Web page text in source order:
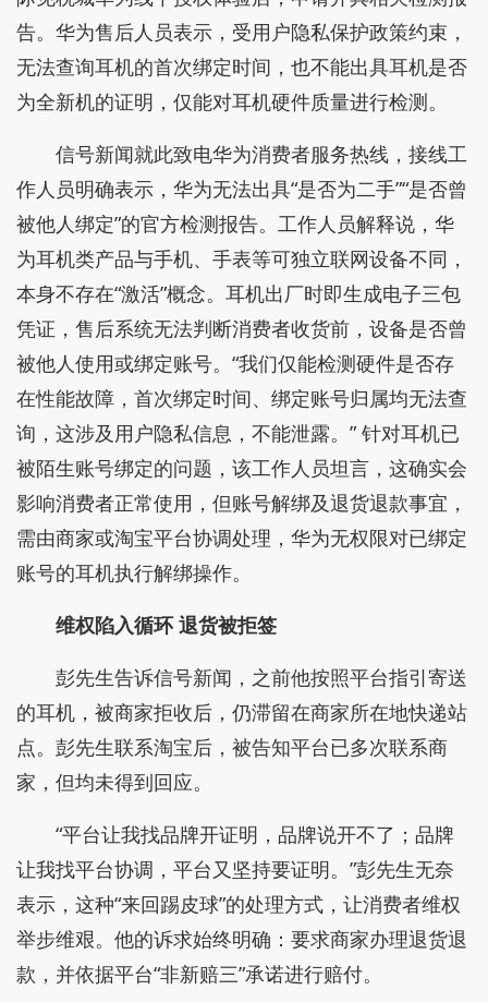
告。华为售后人员表示，受用户隐私保护政策约束，
无法查询耳机的首次绑定时间，也不能出具耳机是否
为全新机的证明，仅能对耳机硬件质量进行检测。
信号新闻就此致电华为消费者服务热线，接线工
作人员明确表示，华为无法出具“是否为二手”“是否曾
被他人绑定”的官方检测报告。工作人员解释说，华
为耳机类产品与手机、手表等可独立联网设备不同，
本身不存在“激活”概念。耳机出厂时即生成电子三包
凭证，售后系统无法判断消费者收货前，设备是否曾
被他人使用或绑定账号。“我们仅能检测硬件是否存
在性能故障，首次绑定时间、绑定账号归属均无法查
询，这涉及用户隐私信息，不能泄露。” 针对耳机已
被陌生账号绑定的问题，该工作人员坦言，这确实会
影响消费者正常使用，但账号解绑及退货退款事宜，
需由商家或淘宝平台协调处理，华为无权限对已绑定
账号的耳机执行解绑操作。
维权陷入循环 退货被拒签
彭先生告诉信号新闻，之前他按照平台指引寄送
的耳机，被商家拒收后，仍滞留在商家所在地快递站
点。彭先生联系淘宝后，被告知平台已多次联系商
家，但均未得到回应。
“平台让我找品牌开证明，品牌说开不了；品牌
让我找平台协调，平台又坚持要证明。”彭先生无奈
表示，这种“来回踢皮球”的处理方式，让消费者维权
举步维艰。他的诉求始终明确：要求商家办理退货退
款，并依据平台“非新赔三”承诺进行赔付。